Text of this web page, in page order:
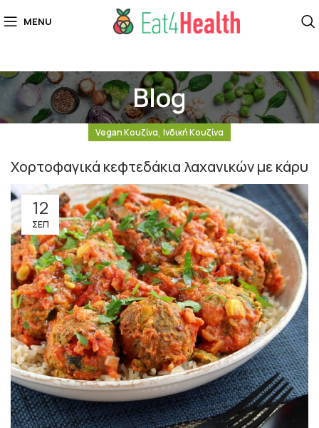
MENU
Blog
Vegan Κουζίνα, Ινδική Κουζίνα
Χορτοφαγικά κεφτεδάκια λαχανικών με κάρυ
12
ΣΕΠ